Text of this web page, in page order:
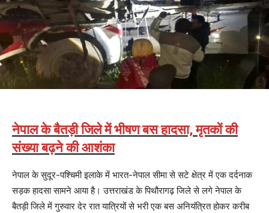
नेपाल के बैतड़ी जिले में भीषण बस हादसा, मृतकों की
संख्या बढ़ने की आशंका
नेपाल के सुदूर-पश्चिमी इलाके में भारत-नेपाल सीमा से सटे क्षेत्र में एक दर्दनाक
सड़क हादसा सामने आया है। उत्तराखंड के पिथौरागढ़ जिले से लगे नेपाल के
बैतड़ी जिले में गुरुवार देर रात यात्रियों से भरी एक बस अनियंत्रित होकर करीब